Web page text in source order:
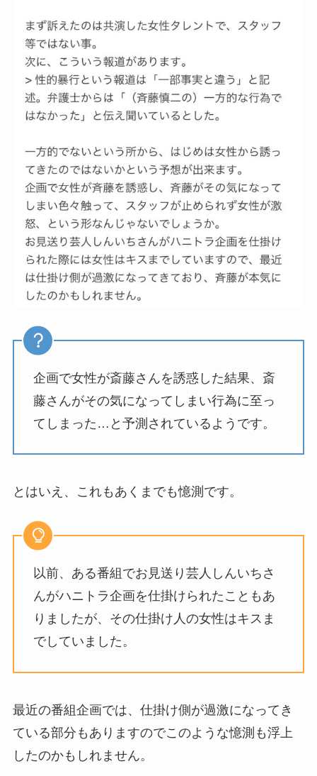
企画で女性が斎藤さんを誘惑した結果、斎
藤さんがその気になってしまい行為に至っ
てしまった…と予測されているようです。
とはいえ、これもあくまでも憶測です。
以前、ある番組でお見送り芸人しんいちさ
んがハニトラ企画を仕掛けられたこともあ
りましたが、その仕掛け人の女性はキスま
でしていました。
最近の番組企画では、仕掛け側が過激になってき
ている部分もありますのでこのような憶測も浮上
したのかもしれません。